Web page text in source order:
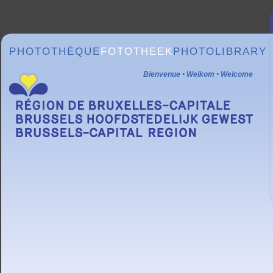
PHOTOTHÈQUEFOTOTHEEKPHOTOLIBRARY
Bienvenue • Welkom • Welcome